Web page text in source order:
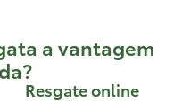
a vantagem
Resgate online